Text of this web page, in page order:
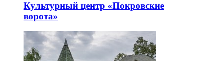
Культурный центр «Покровские
ворота»